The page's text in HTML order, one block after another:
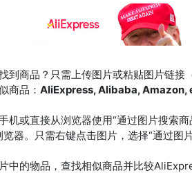
到商品？只需上传图片或粘贴图片链
商品： AliExpress, Alibaba, Amazon,
机或直接从浏览器使用“通过图片搜索
览器。只需右键点击图片，选择“通过图
中的物品，查找相似商品并比较